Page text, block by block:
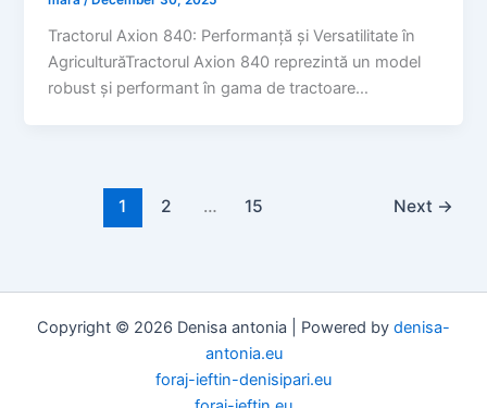
Tractorul Axion 840: Performanță și Versatilitate în
AgriculturăTractorul Axion 840 reprezintă un model
robust și performant în gama de tractoare…
1 2 … 15 Next →
Copyright © 2026 Denisa antonia | Powered by denisa-
antonia.eu
foraj-ieftin-denisipari.eu